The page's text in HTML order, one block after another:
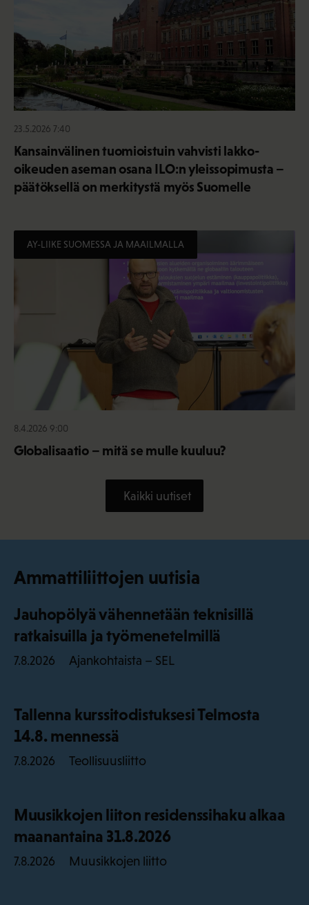
23.5.2026 7:40
Kansainvälinen tuomioistuin vahvisti lakko-
oikeuden aseman osana ILO:n yleissopimusta –
päätöksellä on merkitystä myös Suomelle
AY-LIIKE SUOMESSA JA MAAILMALLA
8.4.2026 9:00
Globalisaatio – mitä se mulle kuuluu?
Kaikki uutiset
Ammattiliittojen uutisia
Jauhopölyä vähennetään teknisillä
ratkaisuilla ja työmenetelmillä
7.8.2026 Ajankohtaista – SEL
Tallenna kurssitodistuksesi Telmosta
14.8. mennessä
7.8.2026 Teollisuusliitto
Muusikkojen liiton residenssihaku alkaa
maanantaina 31.8.2026
7.8.2026 Muusikkojen liitto